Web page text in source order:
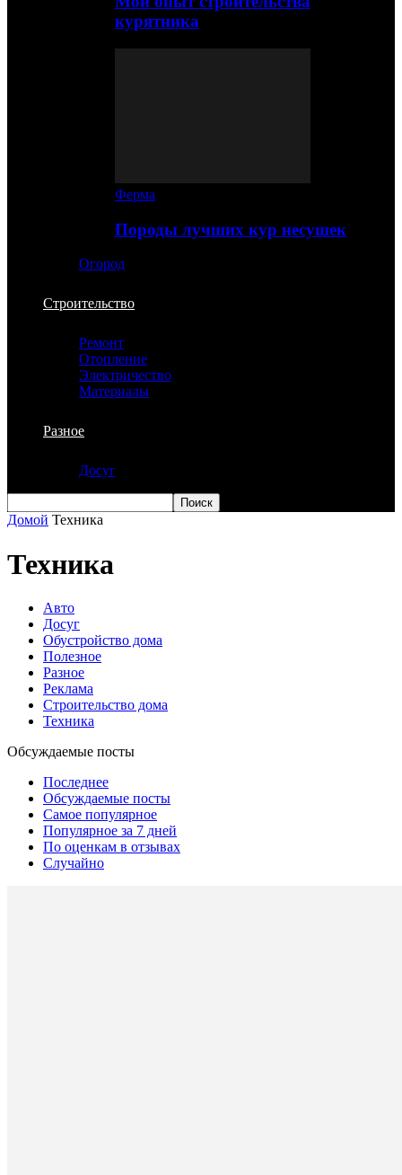
курятника
Ферма
Породы лучших кур несушек
Огород
Строительство
Ремонт
Отопление
Электричество
Материалы
Разное
Досуг
Домой Техника
Техника
Авто
Досуг
Обустройство дома
Полезное
Разное
Реклама
Строительство дома
Техника
Обсуждаемые посты
Последнее
Обсуждаемые посты
Самое популярное
Популярное за 7 дней
По оценкам в отзывах
Случайно